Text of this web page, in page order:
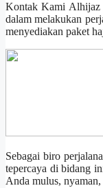
Kontak Kami Alhijaz
dalam melakukan
menyediakan paket
Sebagai biro
tepercaya di bidang
Anda mulus,